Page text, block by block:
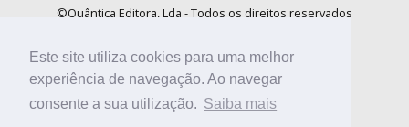
Este site utiliza cookies para uma melhor
experiência de navegação. Ao navegar
consente a sua utilização. Saiba mais
©Quântica Editora, Lda - Todos os direitos reservados
Tel.: +351 220 104 872(custo de chamada para a rede fixa